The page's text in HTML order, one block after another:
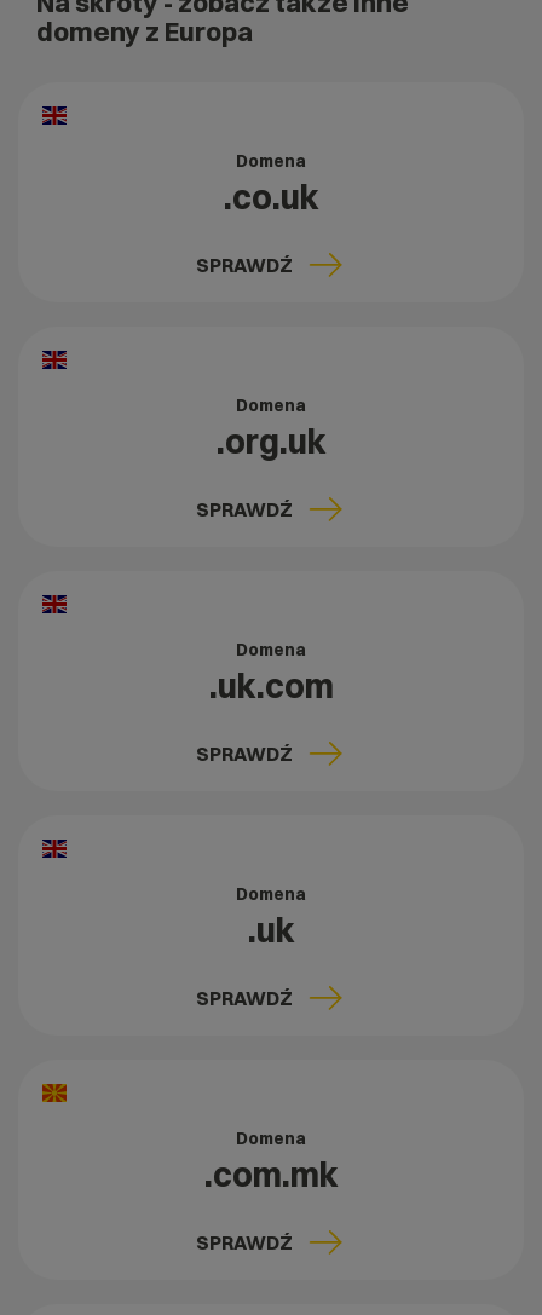
domeny z Europa
Domena
.co.uk
SPRAWDŹ
Domena
.org.uk
SPRAWDŹ
Domena
.uk.com
SPRAWDŹ
Domena
.uk
SPRAWDŹ
Domena
.com.mk
SPRAWDŹ